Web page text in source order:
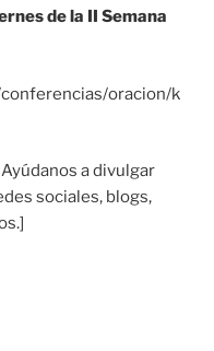
de la II Semana
oracion/k
Ayúdanos a divulgar
sociales, blogs,